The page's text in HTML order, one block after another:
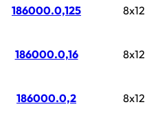
186000.0,125
186000.0,16
186000.0,2